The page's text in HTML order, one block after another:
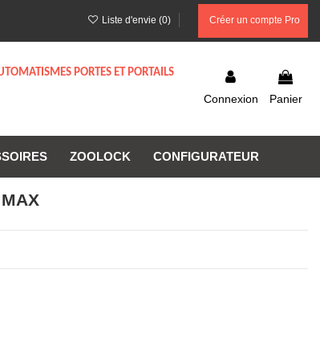
Liste d'envie (0) Créer un compte Pro
PORTES ET PORTAILS
Connexion Panier
ZOOLOCK CONFIGURATEUR